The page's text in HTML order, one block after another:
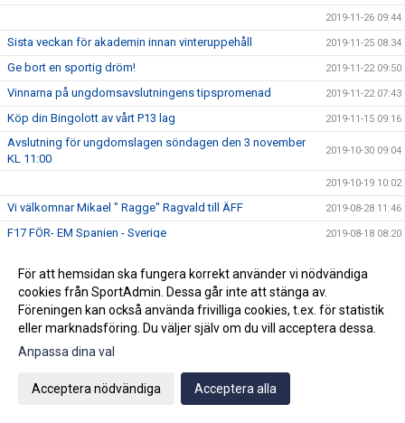
2019-11-26 09:44
Sista veckan för akademin innan vinteruppehåll 2019-11-25 08:34
Ge bort en sportig dröm! 2019-11-22 09:50
Vinnarna på ungdomsavslutningens tipspromenad 2019-11-22 07:43
Köp din Bingolott av vårt P13 lag 2019-11-15 09:16
Avslutning för ungdomslagen söndagen den 3 november
KL 11:00
2019-10-30 09:04
2019-10-19 10:02
Vi välkomnar Mikael " Ragge" Ragvald till ÄFF 2019-08-28 11:46
F17 FÖR- EM Spanien - Sverige 2019-08-18 08:20
Vinnare i 50/50 lotteriet 11/8 2019-08-14 10:21
ÄFF söker matchsekreterare 2019-08-14 10:18
Angående gårdagens match i P19-Allsvenskan 2019-08-11 11:42
Kalle är på semester
Klubbchefen Helena Wennerström presenterar sig
För att hemsidan ska fungera korrekt använder vi nödvändiga
cookies från SportAdmin. Dessa går inte att stänga av.
Föreningen kan också använda frivilliga cookies, t.ex. för statistik
eller marknadsföring. Du väljer själv om du vill acceptera dessa.
Anpassa dina val
Acceptera nödvändiga Acceptera alla